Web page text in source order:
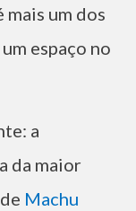
mais um dos
espaço no
a
da maior
Machu